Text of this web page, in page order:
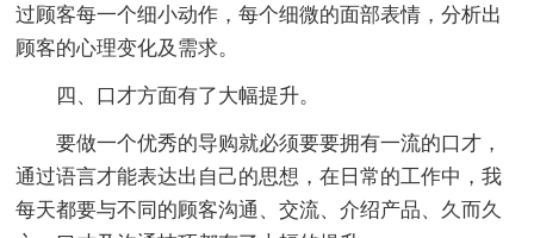
过顾客每一个细小动作，每个细微的面部表情，分析出
顾客的心理变化及需求。
四、口才方面有了大幅提升。
要做一个优秀的导购就必须要要拥有一流的口才，
通过语言才能表达出自己的思想，在日常的工作中，我
每天都要与不同的顾客沟通、交流、介绍产品、久而久